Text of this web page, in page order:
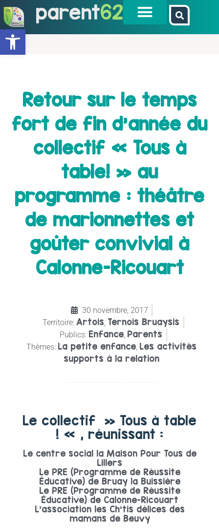
Ouvrir la barre d’outils
parent62
Retour sur le temps
fort de fin d’année du
collectif « Tous à
table! » au
programme : théâtre
de marionnettes et
goûter convivial à
Calonne-Ricouart
30 novembre, 2017
Territoire: Artois Ternois Bruaysis
Publics: Enfance Parents
Thèmes: La petite enfance Les activités
supports à la relation
Le collectif » Tous à table
! « , réunissant :
Le centre social la Maison Pour Tous de
Lillers
Le PRE (Programme de Réussite
Éducative) de Bruay la Buissière
Le PRE (Programme de Réussite
Éducative) de Calonne-Ricouart
L’association les Ch’tis délices des
mamans de Beuvy